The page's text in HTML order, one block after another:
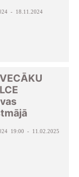
- 18.11.2024
19:00 - 11.02.2025